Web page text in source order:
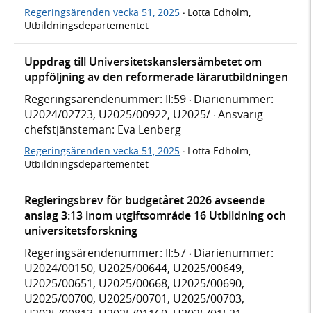
Regeringsärenden vecka 51, 2025 · Lotta Edholm,
Utbildningsdepartementet
Uppdrag till Universitetskanslersämbetet om
uppföljning av den reformerade lärarutbildningen
Regeringsärendenummer: II:59 · Diarienummer:
U2024/02723, U2025/00922, U2025/ · Ansvarig
chefstjänsteman: Eva Lenberg
Regeringsärenden vecka 51, 2025 · Lotta Edholm,
Utbildningsdepartementet
Regleringsbrev för budgetåret 2026 avseende
anslag 3:13 inom utgiftsområde 16 Utbildning och
universitetsforskning
Regeringsärendenummer: II:57 · Diarienummer:
U2024/00150, U2025/00644, U2025/00649,
U2025/00651, U2025/00668, U2025/00690,
U2025/00700, U2025/00701, U2025/00703,